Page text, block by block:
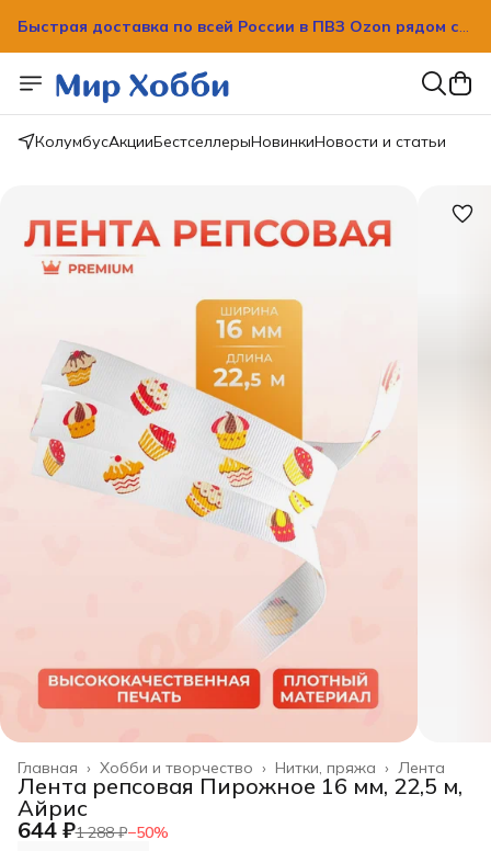
Быстрая доставка по всей России в ПВЗ Ozon рядом с
Быстрая доставка по всей России в ПВЗ Ozon рядом с
вашим домом!
КолумбусАкцииБестселлерыНовинкиНовости и статьи
Лента
Нитки, пряжа ›
Хобби и творчество ›
Главная ›
Лента репсовая Пирожное 16 мм, 22,5 м,
Айрис
644 ₽1 288 ₽−50%